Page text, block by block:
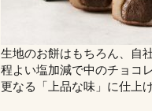
生地のお餅はもちろん、自
程よい塩加減で中のチョコ
更なる「上品な味」に仕上げ